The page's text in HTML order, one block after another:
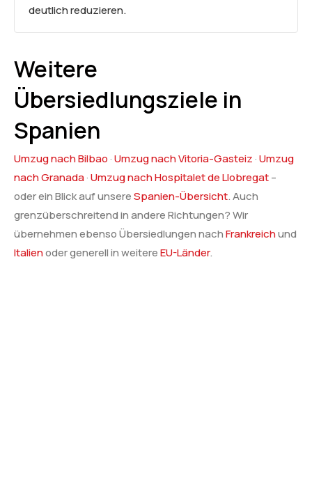
deutlich reduzieren.
Weitere
Übersiedlungsziele in
Spanien
Umzug nach Bilbao ·Umzug nach Vitoria-Gasteiz ·Umzug
nach Granada·Umzug nach Hospitalet de Llobregat–
oder ein Blick auf unsereSpanien-Übersicht. Auch
grenzüberschreitend in andere Richtungen? Wir
übernehmen ebenso Übersiedlungen nachFrankreichund
Italienoder generell in weitereEU-Länder.